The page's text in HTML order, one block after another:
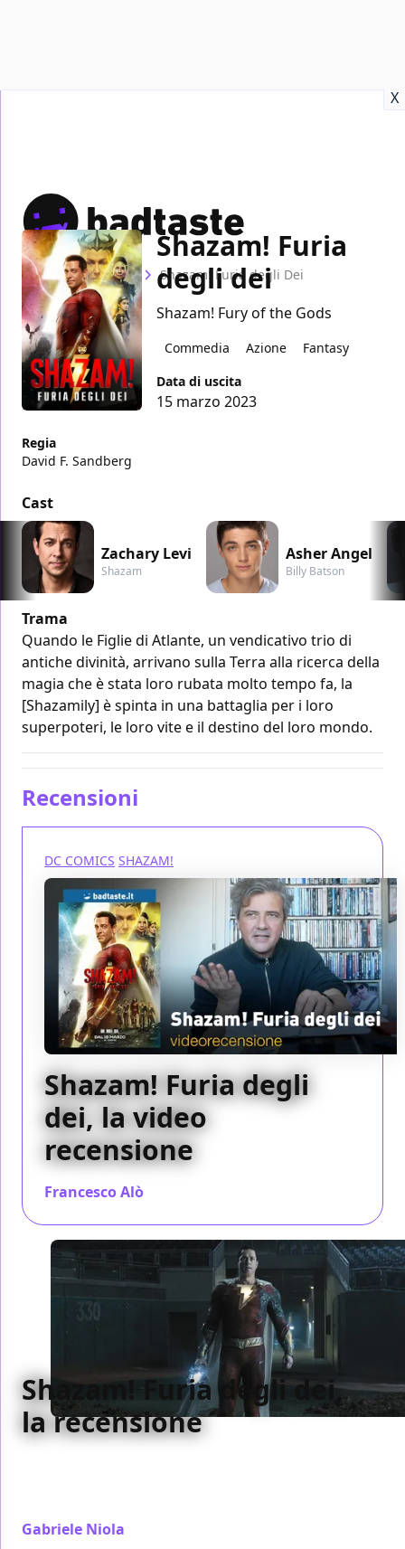
X
Home Film Shazam! Furia degli Dei
Shazam! Furia
degli dei
Shazam! Fury of the Gods
Commedia Azione
Fantasy
Data di uscita
15 marzo 2023
Regia
David F. Sandberg
Cast
Zachary Levi
Shazam
Asher Angel
Billy Batson
Trama
Quando le Figlie di Atlante, un vendicativo trio di
antiche divinità, arrivano sulla Terra alla ricerca della
magia che è stata loro rubata molto tempo fa, la
[Shazamily] è spinta in una battaglia per i loro
superpoteri, le loro vite e il destino del loro mondo.
Recensioni
DC COMICS SHAZAM!
Shazam! Furia degli
dei, la video
recensione
Francesco Alò
Shazam! Furia degli dei,
la recensione
Gabriele Niola